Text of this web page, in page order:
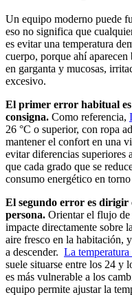
Un equipo moderno puede
eso no significa que
es evitar una temperatura
cuerpo, porque ahí aparecen
en garganta y mucosas,
excesivo.
El primer error habitual
consigna. Como referencia,
26 °C o superior, con ropa
mantener el confort en una
evitar diferencias superiores
que cada grado que se
consumo energético en
El segundo error es dirigir
persona. Orientar el flujo de
impacte directamente sobre
aire fresco en la habitación,
a descender. La
suele situarse entre los 24 y
es más vulnerable a los
equipo permite ajustar la